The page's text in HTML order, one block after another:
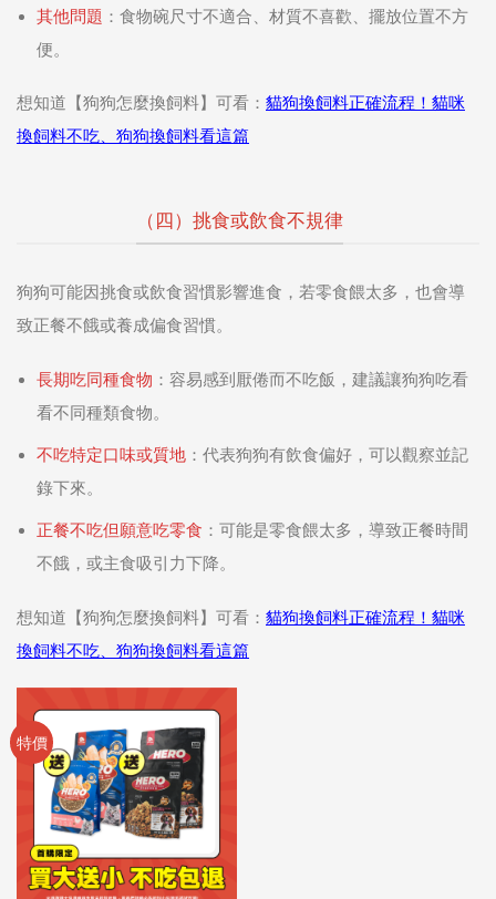
其他問題 ：食物碗尺寸不適合、材質不喜歡、擺放位置不方
便。
想知道【狗狗怎麼換飼料】可看： 貓狗換飼料正確流程！貓咪
換飼料不吃、狗狗換飼料看這篇
（四）挑食或飲食不規律
狗狗可能因挑食或飲食習慣影響進食，若零食餵太多，也會導
致正餐不餓或養成偏食習慣。
長期吃同種食物 ：容易感到厭倦而不吃飯，建議讓狗狗吃看
看不同種類食物。
不吃特定口味或質地 ：代表狗狗有飲食偏好，可以觀察並記
錄下來。
正餐不吃但願意吃零食 ：可能是零食餵太多，導致正餐時間
不餓，或主食吸引力下降。
想知道【狗狗怎麼換飼料】可看： 貓狗換飼料正確流程！貓咪
換飼料不吃、狗狗換飼料看這篇
特價